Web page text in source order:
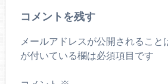
コメントを残す
メールアドレスが公開されること
が付いている欄は必須項目です